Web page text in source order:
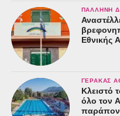
ΠΑΛΛΉΝΗ
Εθνικής
ΓΈΡΑΚΑΣ
Κλειστό
όλο τον